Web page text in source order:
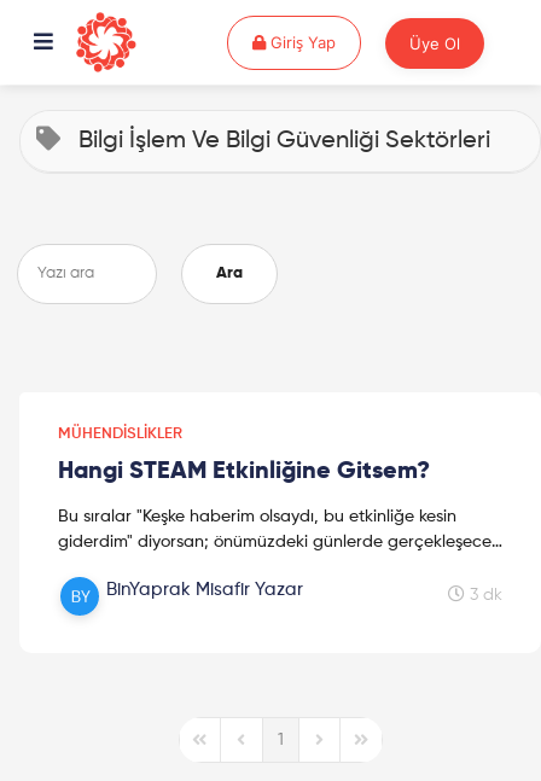
Giriş YapGiriş Yap Üye Ol
Bilgi İşlem Ve Bilgi Güvenliği Sektörleri
Ara
MÜHENDISLIKLER
Hangi STEAM Etkinliğine Gitsem?
Bu sıralar "Keşke haberim olsaydı, bu etkinliğe kesin
giderdim" diyorsan; önümüzdeki günlerde gerçekleşecek
BinYaprak Misafir Yazar 3 dk
First PagePrevious Page
1
Next PageLast Page